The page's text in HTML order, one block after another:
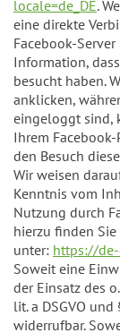
locale=de_DE.
eine direkte
Facebook-
Information,
besucht haben.
anklicken,
eingeloggt sind,
Ihrem
den Besuch
Wir weisen
Kenntnis vom
Nutzung durch
hierzu finden
unter: https://
Soweit eine
der Einsatz des
lit. a DSGVO
widerrufbar.